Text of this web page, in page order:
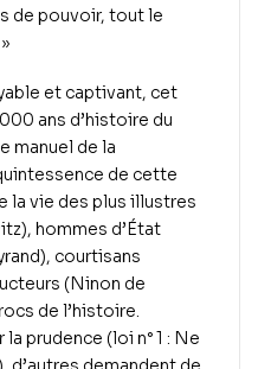
de pouvoir, tout le
et captivant, cet
ans d’histoire du
manuel de la
de cette
la vie des plus illustres
hommes d’État
courtisans
(Ninon de
de l’histoire.
prudence (loi n° 1 : Ne